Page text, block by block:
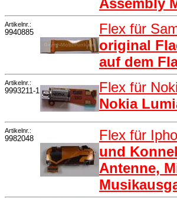
Artikelnr.:
9940885 Flex für
original
auf dem
Artikelnr.:
9993211-1 Flex für
Nokia
Artikelnr.:
9982048 Flex für
und
Antenne,